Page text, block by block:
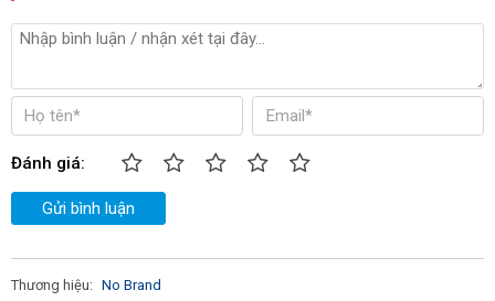
Đánh giá:
Gửi bình luận
Thương hiệu: No Brand